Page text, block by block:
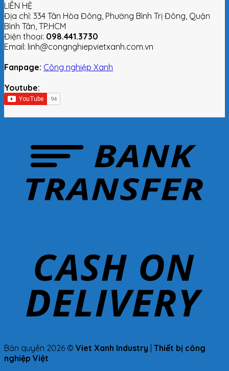
LIÊN HỆ
Địa chỉ: 334 Tân Hòa Đông, Phường Bình Trị Đông, Quận
Bình Tân, TP.HCM
Điện thoại: 098.441.3730
Email: linh@congnghiepvietxanh.com.vn
Fanpage: Công nghiệp Xanh
Youtube:
Bản quyền 2026 © Viet Xanh Industry Thiết bị công
nghiệp Việt